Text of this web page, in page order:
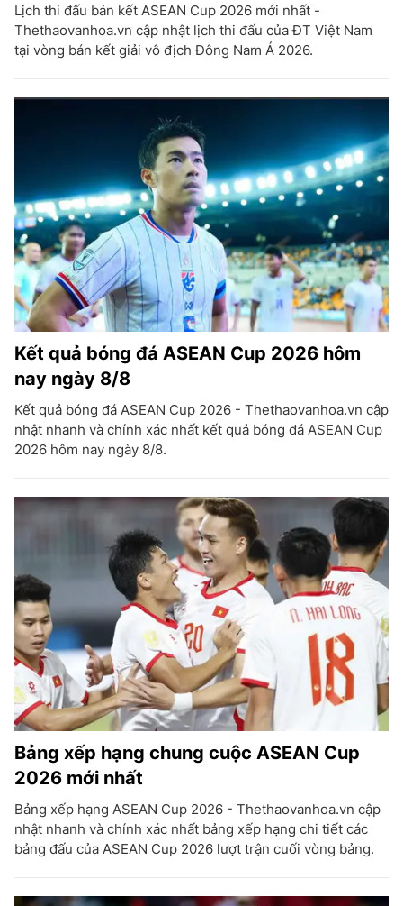
Lịch thi đấu bán kết ASEAN Cup 2026 mới nhất -
Thethaovanhoa.vn cập nhật lịch thi đấu của ĐT Việt Nam
tại vòng bán kết giải vô địch Đông Nam Á 2026.
Kết quả bóng đá ASEAN Cup 2026 hôm
nay ngày 8/8
Kết quả bóng đá ASEAN Cup 2026 - Thethaovanhoa.vn cập
nhật nhanh và chính xác nhất kết quả bóng đá ASEAN Cup
2026 hôm nay ngày 8/8.
Bảng xếp hạng chung cuộc ASEAN Cup
2026 mới nhất
Bảng xếp hạng ASEAN Cup 2026 - Thethaovanhoa.vn cập
nhật nhanh và chính xác nhất bảng xếp hạng chi tiết các
bảng đấu của ASEAN Cup 2026 lượt trận cuối vòng bảng.